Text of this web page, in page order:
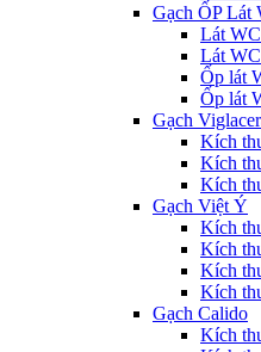
Gạch ỐP Lát
Lát
Lát
Ốp lát
Ốp lát
Gạch
Kích
Kích
Kích
Gạch Việt Ý
Kích
Kích
Kích
Kích
Gạch Calido
Kích